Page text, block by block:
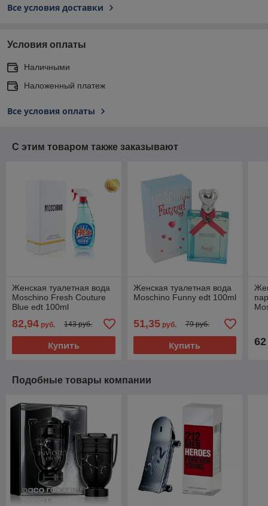
Все условия доставки
Условия оплаты
Наличными
Наложенный платеж
Все условия оплаты
С этим товаром также заказывают
Женская туалетная вода
Moschino Fresh Couture
Blue edt 100ml
82,94 руб. 143 руб.
Купить
Женская туалетная вода
Moschino Funny edt 100ml
51,35руб. 79 руб.
Купить 62
Подобные товары компании